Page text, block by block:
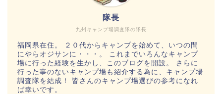
九州キャンプ場調査隊の隊長
隊長
福岡県在住。 ２０代からキャンプを始めて、いつの間
にやらオジサンに・・・。 これまでいろんなキャンプ
場に行った経験を生かし、このブログを開設。 さらに
行った事のないキャンプ場も紹介する為に、キャンプ場
調査隊を結成！ 皆さんのキャンプ場選びの参考になれ
ば幸いです。